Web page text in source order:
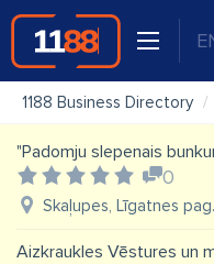
1188 Business Directory
"Padomju slepenais
0
Skaļupes, Līgatnes
Aizkraukles Vēstures un